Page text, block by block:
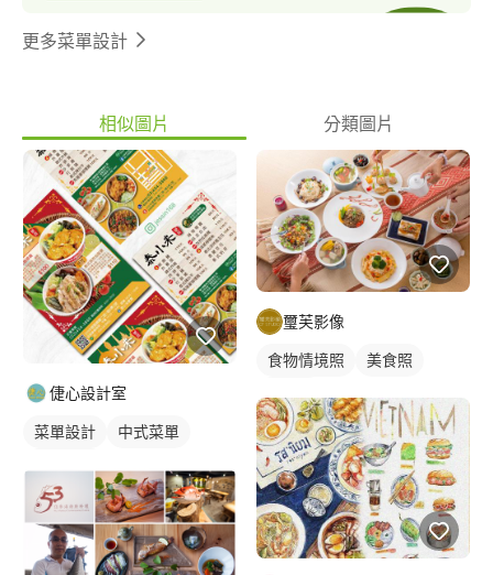
更多菜單設計
相似圖片 分類圖片
倢心設計室
菜單設計
中式菜單
璽芙影像
食物情境照
美食照